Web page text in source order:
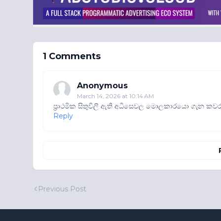
1 Comments
Anonymous
March 14, 2026 at 10:14 AM
ප්‍රාථමික සිතුවිලි ඇති අධිසෙවල මොලකාරයො ගැන කවර
Reply
Previous Post